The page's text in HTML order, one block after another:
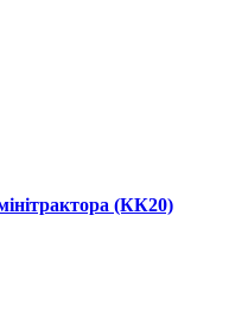
(КК20)